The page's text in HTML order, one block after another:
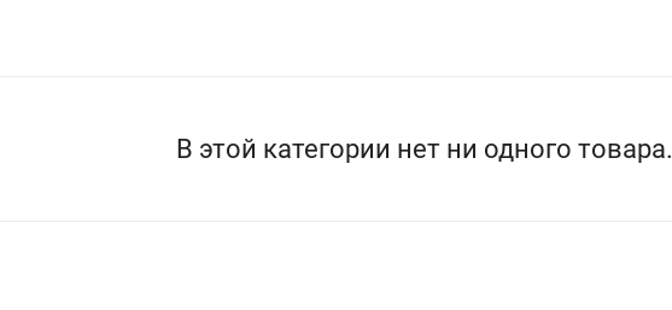
В этой категории нет ни одного товара.